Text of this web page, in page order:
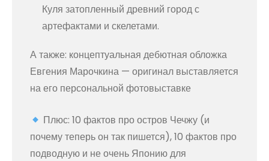
Куля затопленный древний город с
артефактами и скелетами.
А также: концептуальная дебютная обложка
Евгения Марочкина — оригинал выставляется
на его персональной фотовыставке
Плюс: 10 фактов про остров Чечжу (и
почему теперь он так пишется), 10 фактов про
подводную и не очень Японию для